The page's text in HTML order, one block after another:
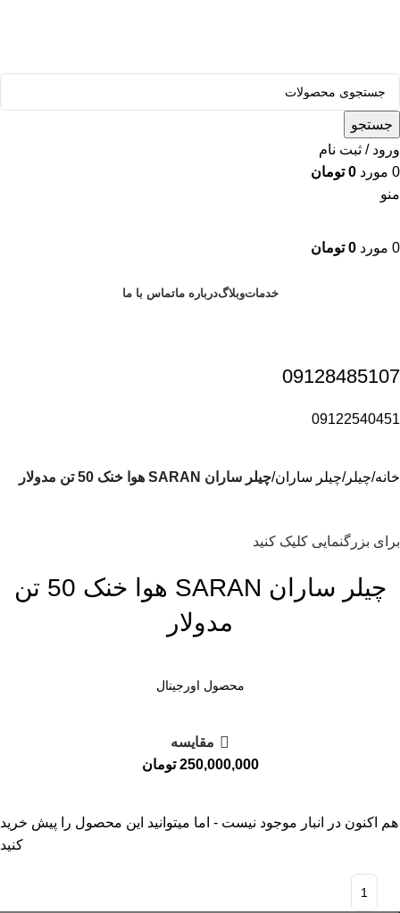
جستجو
ورود / ثبت نام
0 مورد 0 تومان
منو
0 مورد 0 تومان
خدماتوبلاگدرباره ماتماس با ما
09128485107
09122540451
خانه چیلر چیلر ساران چیلر ساران SARAN هوا خنک 50 تن مدولار
برای بزرگنمایی کلیک کنید
چیلر ساران SARAN هوا خنک 50 تن
مدولار
محصول اورجینال
مقايسه
250,000,000 تومان
هم اکنون در انبار موجود نیست - اما میتوانید این محصول را پیش خرید
کنید